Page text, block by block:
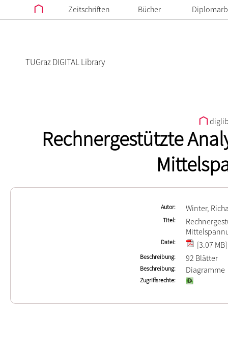
Zeitschriften Bücher
TUGraz DIGITAL Library
Rechnergestützte
Autor Winter,
Titel
Datei [3.07 MB]
Beschreibung 92 Blätter
Beschreibung Diagramme
Zugriffsrechte